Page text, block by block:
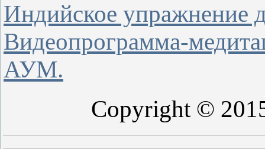
Индийское упражнение
Видеопрограмма-
АУМ.
Copyright ©